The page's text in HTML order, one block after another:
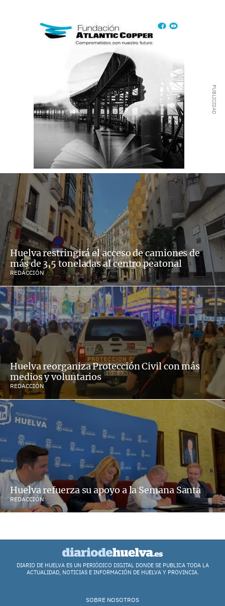
Huelva restringirá el acceso de camiones de
más de 3,5 toneladas al centro peatonal
REDACCIÓN
Huelva reorganiza Protección Civil con más
medios y voluntarios
REDACCIÓN
Huelva refuerza su apoyo a la Semana Santa
REDACCIÓN
DIARIO DE HUELVA ES UN PERIÓDICO DIGITAL DONDE SE PUBLICA TODA LA
ACTUALIDAD, NOTICIAS E INFORMACIÓN DE HUELVA Y PROVINCIA.
SOBRE NOSOTROS